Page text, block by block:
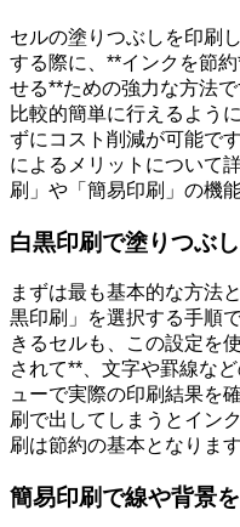
セルの塗りつぶしを印刷
する際に、**インクを節
せる**ための強力な方法
比較的簡単に行えるよう
ずにコスト削減が可能で
によるメリットについて
刷」や「簡易印刷」の機
白黒印刷で塗りつぶ
まずは最も基本的な方法
黒印刷」を選択する手順
きるセルも、この設定を
されて**、文字や罫線な
ューで実際の印刷結果を
刷で出してしまうとイン
刷は節約の基本となります
簡易印刷で線や背景